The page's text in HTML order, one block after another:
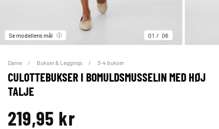
Se modellens mål 01 06
Dame Bukser & Leggings 3-4 bukser
CULOTTEBUKSER I BOMULDSMUSSELIN MED HØJ
TALJE
219,95 kr